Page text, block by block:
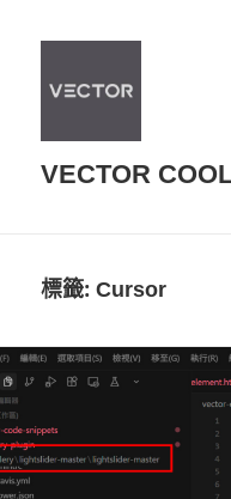
VECTOR
標籤:Cursor